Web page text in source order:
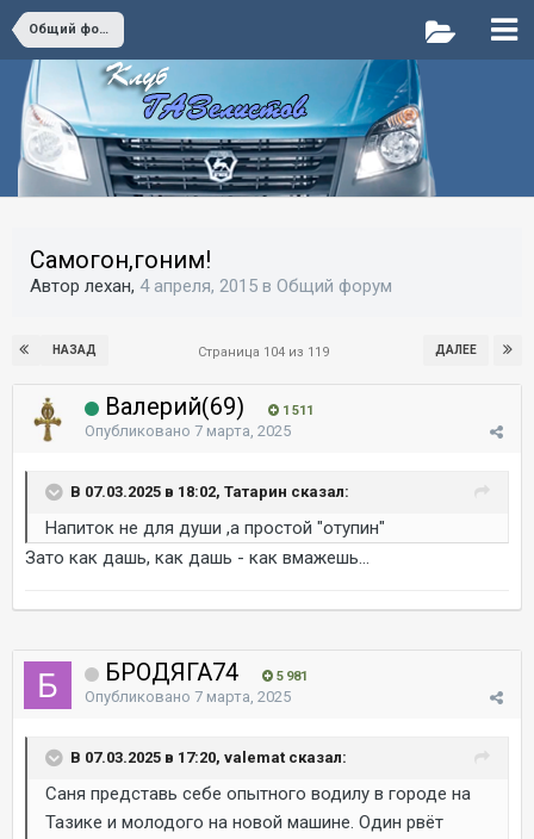
Общий форум
Самогон,гоним!
Автор лехан, 4 апреля, 2015 в Общий форум
НАЗАД ДАЛЕЕ
Страница 104 из 119
Валерий(69) 1 511
Опубликовано 7 марта, 2025
В 07.03.2025 в 18:02, Татарин сказал:
Напиток не для души ,а простой "отупин"
Зато как дашь, как дашь - как вмажешь...
БРОДЯГА74 5 981
Опубликовано 7 марта, 2025
В 07.03.2025 в 17:20, valemat сказал:
Саня представь себе опытного водилу в городе на
Тазике и молодого на новой машине. Один рвёт